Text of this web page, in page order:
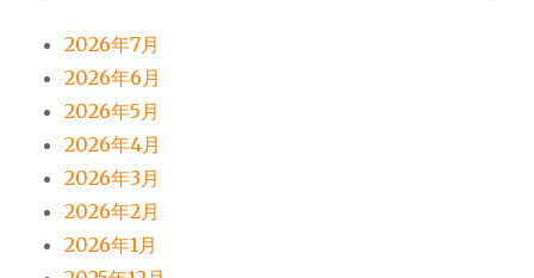
2026年7月
2026年6月
2026年5月
2026年4月
2026年3月
2026年2月
2026年1月